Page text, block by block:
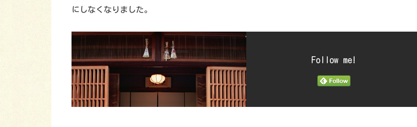
にしなくなりました。
Follow me!